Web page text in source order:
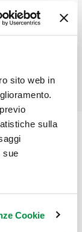
sito web in
sulla
sue
Cookie